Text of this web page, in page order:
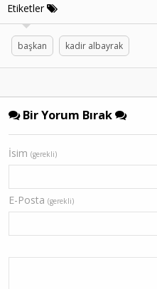
Etiketler
başkan kadir albayrak
Bir Yorum Bırak
İsim (gerekli)
E-Posta (gerekli)